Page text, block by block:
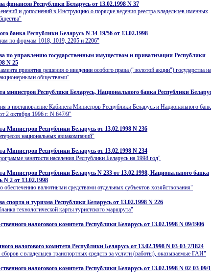
финансов Республики Беларусь от 13.02.1998 N 37
и дополнений в Инструкцию о порядке ведения реестра владельцев именных
банка Республики Беларусь N 34-19/56 от 13.02.1998
по формам 1018, 1019, 2205 и 2206"
по управлению государственным имуществом и приватизации Республики
N 25
принятия решения о введении особого права ("золотой акции") государства на
обществами"
министров Республики Беларусь, Национального банка Республики
в постановление Кабинета Министров Республики Беларусь и Национального
2 октября 1996 г. N 647/9"
Министров Республики Беларусь от 13.02.1998 N 236
национальных авиакомпаний"
Министров Республики Беларусь от 13.02.1998 N 234
занятости населения Республики Беларусь на 1998 год"
Министров Республики Беларусь N 233 от 13.02.1998, Национального банка
N 2 от 13.02.1998
обеспечению валютными средствами отдельных субъектов хозяйствования"
спорта и туризма Республики Беларусь от 13.02.1998 N 226
технологической карты туристского маршрута"
налогового комитета Республики Беларусь от 13.02.1998 N 09/1906
налогового комитета Республики Беларусь от 13.02.1998 N 03-03-7/1824
с владельцев транспортных средств за услуги (работы), оказываемые ГАИ"
налогового комитета Республики Беларусь от 13.02.1998 N 02-03-09/